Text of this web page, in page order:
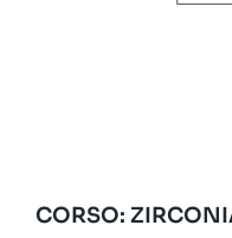
CORSO: